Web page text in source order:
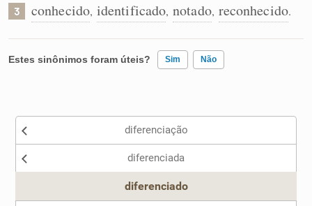
3 conhecido, identificado, notado, reconhecido.
Estes sinônimos foram úteis? Sim Não
Nenhum dos sinônimos apresentados me ajudou
diferenciação
diferenciada
diferenciado